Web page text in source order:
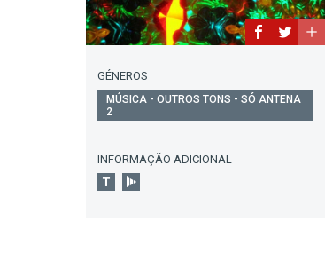
GÉNEROS
MÚSICA - OUTROS TONS - SÓ ANTENA
2
INFORMAÇÃO ADICIONAL